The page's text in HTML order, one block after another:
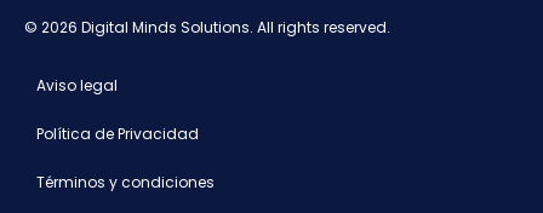
© 2026 Digital Minds Solutions. All rights reserved.
Aviso legal
Política de Privacidad
Términos y condiciones